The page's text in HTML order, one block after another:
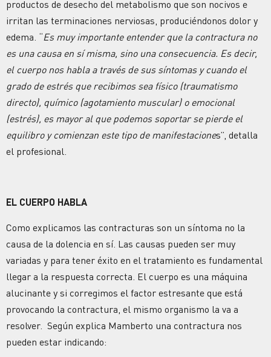
productos de desecho del metabolismo que son nocivos e
irritan las terminaciones nerviosas, produciéndonos dolor y
edema. “Es muy importante entender que la contractura no
es una causa en sí misma, sino una consecuencia. Es decir,
el cuerpo nos habla a través de sus síntomas y cuando el
grado de estrés que recibimos sea físico (traumatismo
directo), químico (agotamiento muscular) o emocional
(estrés), es mayor al que podemos soportar se pierde el
equilibro y comienzan este tipo de manifestaciones”, detalla
el profesional.
EL CUERPO HABLA
Como explicamos las contracturas son un síntoma no la
causa de la dolencia en sí. Las causas pueden ser muy
variadas y para tener éxito en el tratamiento es fundamental
llegar a la respuesta correcta. El cuerpo es una máquina
alucinante y si corregimos el factor estresante que está
provocando la contractura, el mismo organismo la va a
resolver. Según explica Mamberto una contractura nos
pueden estar indicando: